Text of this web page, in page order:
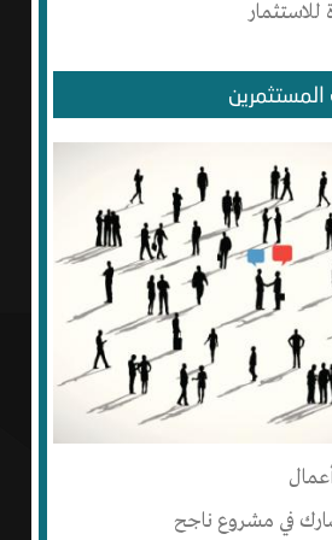
للاستثمار
في مشروع ناجح